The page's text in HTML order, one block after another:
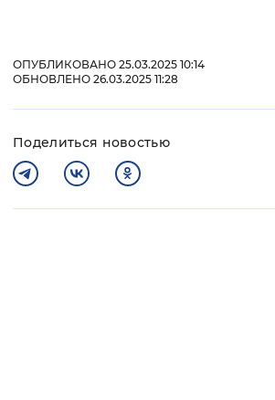
ОПУБЛИКОВАНО 25.03.2025 10:14
ОБНОВЛЕНО 26.03.2025 11:28
Поделиться новостью